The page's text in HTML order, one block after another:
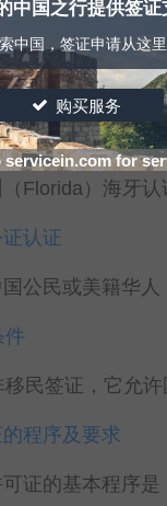
牙认证办理最新
Florida）海牙
认证
公民或美籍华
件
民签证，它允
程序及要求
证的基本程序
中国之行提供签证
中国，签证申请从这里
购买服务
servicein.com for